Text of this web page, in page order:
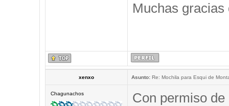
Muchas
xenxo Asunto:Re: Mochila para Esqui de
Chagunachos
Con permiso